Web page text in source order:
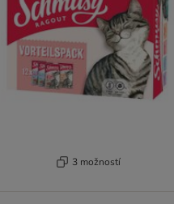
3 možností